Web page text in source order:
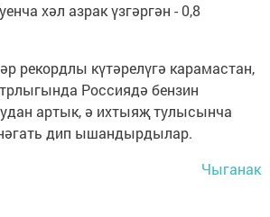
хәл азрак үзгәргән - 0,8
рекордлы күтәрелүгә карамастан,
Россиядә бензин
артык, ә ихтыяҗ тулысынча
дип ышандырдылар.
Чыганак